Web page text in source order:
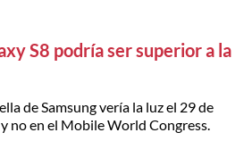
S8 podría ser superior a la
de Samsung vería la luz el 29 de
no en el Mobile World Congress.